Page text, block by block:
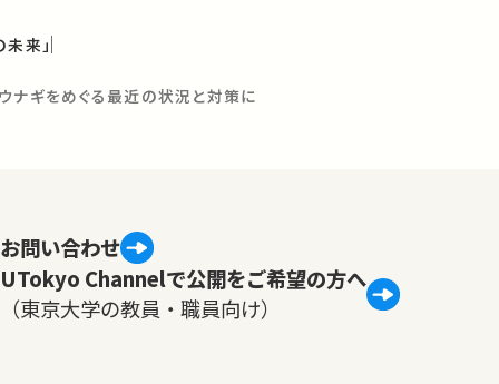
来」
ギをめぐる最近の状況と対策に
お問い合わせ
UTokyo Channelで公開をご希望の方へ
（東京大学の教員・職員向け）